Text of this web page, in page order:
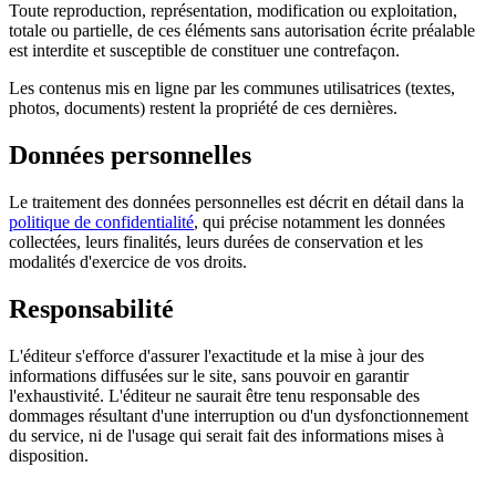
Toute reproduction, représentation, modification ou exploitation,
totale ou partielle, de ces éléments sans autorisation écrite préalable
est interdite et susceptible de constituer une contrefaçon.
Les contenus mis en ligne par les communes utilisatrices (textes,
photos, documents) restent la propriété de ces dernières.
Données personnelles
Le traitement des données personnelles est décrit en détail dans la
politique de confidentialité, qui précise notamment les données
collectées, leurs finalités, leurs durées de conservation et les
modalités d'exercice de vos droits.
Responsabilité
L'éditeur s'efforce d'assurer l'exactitude et la mise à jour des
informations diffusées sur le site, sans pouvoir en garantir
l'exhaustivité. L'éditeur ne saurait être tenu responsable des
dommages résultant d'une interruption ou d'un dysfonctionnement
du service, ni de l'usage qui serait fait des informations mises à
disposition.